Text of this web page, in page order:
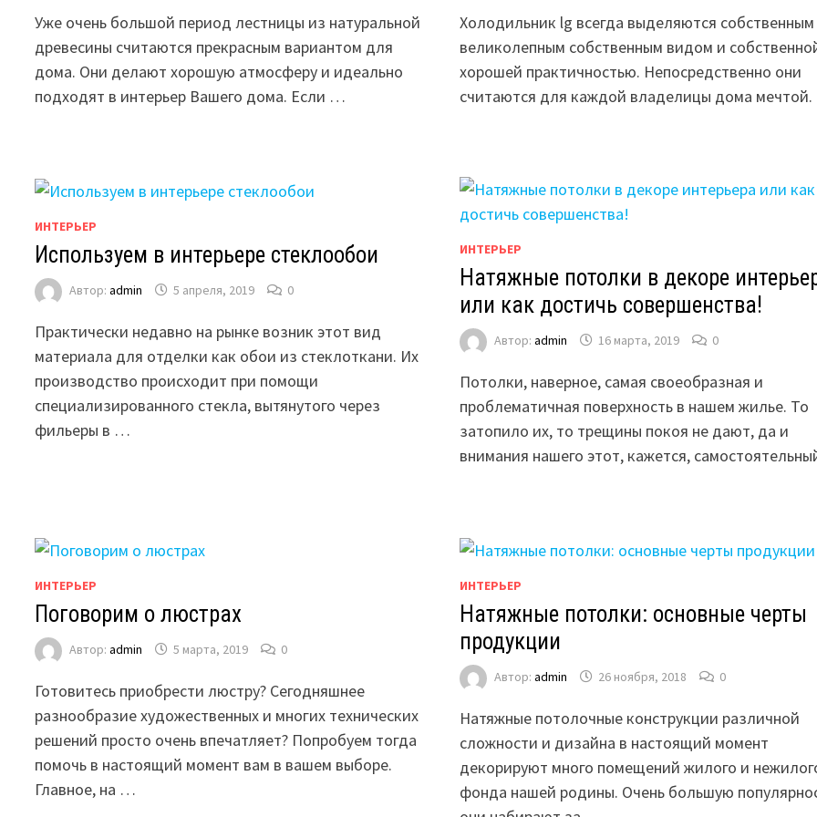
Уже очень большой период лестницы из натуральной
древесины считаются прекрасным вариантом для
дома. Они делают хорошую атмосферу и идеально
подходят в интерьер Вашего дома. Если …
Холодильник lg всегда выделяются собственным
великолепным собственным видом и
хорошей практичностью. Непосредственно они
считаются для каждой владелицы дома мечтой.
ИНТЕРЬЕР
Используем в интерьере стеклообои
Автор:admin 5 апреля, 2019 0
Практически недавно на рынке возник этот вид
материала для отделки как обои из стеклоткани. Их
производство происходит при помощи
специализированного стекла, вытянутого через
фильеры в …
ИНТЕРЬЕР
Натяжные потолки в декоре
или как достичь совершенства!
Автор: admin 16 марта, 2019 0
Потолки, наверное, самая своеобразная и
проблематичная поверхность в нашем жилье. То
затопило их, то трещины покоя не дают, да и
внимания нашего этот, кажется,
ИНТЕРЬЕР
Поговорим о люстрах
Автор:admin 5 марта, 2019 0
Готовитесь приобрести люстру? Сегодняшнее
разнообразие художественных и многих технических
решений просто очень впечатляет? Попробуем тогда
помочь в настоящий момент вам в вашем выборе.
Главное, на …
ИНТЕРЬЕР
Натяжные потолки: основные черты
продукции
Автор: admin 26 ноября, 2018 0
Натяжные потолочные конструкции различной
сложности и дизайна в настоящий момент
декорируют много помещений жилого и
фонда нашей родины. Очень большую